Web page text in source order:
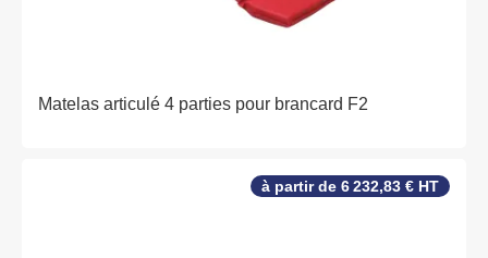
Matelas articulé 4 parties pour brancard F2
à partir de 6 232,83 € HT